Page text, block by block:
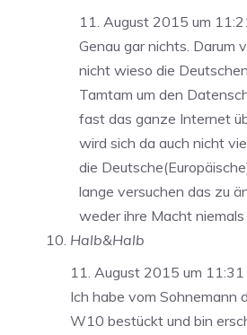
11. August 2015 um
Genau gar nichts. Darum
nicht wieso die
Tamtam um den
fast das ganze Internet
wird sich da auch nicht
die
lange versuchen das zu
weder ihre Macht niemals
Halb&Halb
11. August 2015 um 11:31
Ich habe vom Sohnemann
W10 bestückt und bin